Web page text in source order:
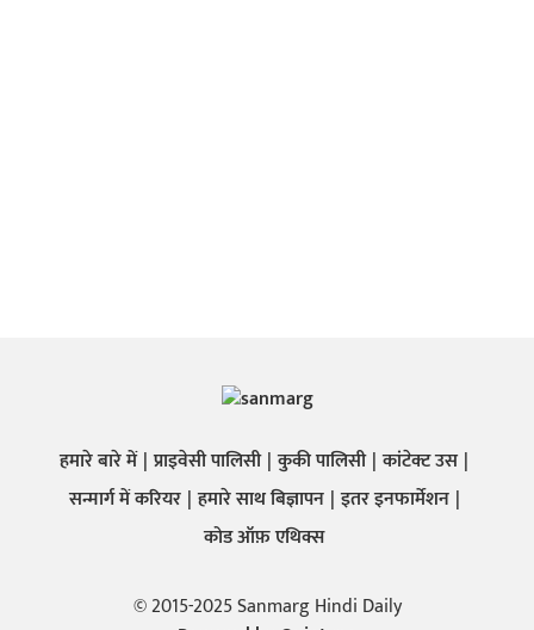
हमारे बारे में प्राइवेसी पालिसी कुकी पालिसी कांटेक्ट उस
सन्मार्ग में करियर हमारे साथ बिज्ञापन इतर इनफार्मेशन
कोड ऑफ़ एथिक्स
© 2015-2025 Sanmarg Hindi Daily